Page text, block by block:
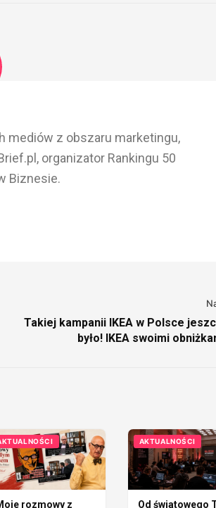
mediów z obszaru marketingu,
organizator Rankingu 50
Biznesie.
Takiej kampanii IKEA w Polsce
było! IKEA swoimi
rozmowy z
AKTUALNOŚCI
Od światowego